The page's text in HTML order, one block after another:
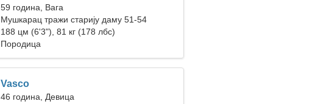
59 година, Вага
Мушкарац тражи старију даму 51-54
188 цм (6'3"), 81 кг (178 лбс)
Породица
Vasco
46 година, Девица